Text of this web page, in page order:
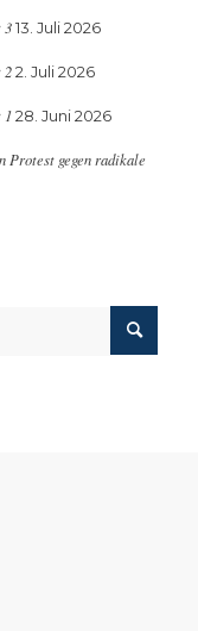
3 13. Juli 2026
2 2. Juli 2026
1 28. Juni 2026
Protest gegen radikale